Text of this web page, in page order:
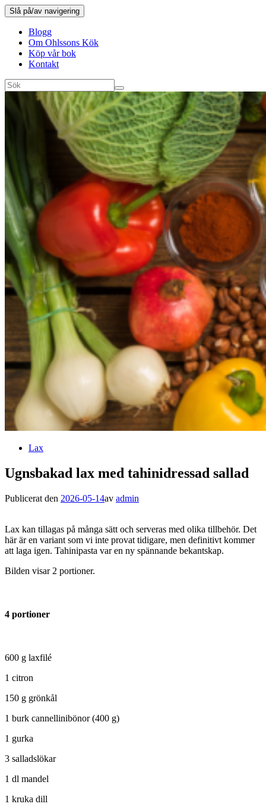
Slå på/av navigering
Blogg
Om Ohlssons Kök
Köp vår bok
Kontakt
Lax
Ugnsbakad lax med tahinidressad sallad
Publicerat den 2026-05-14av admin
Lax kan tillagas på många sätt och serveras med olika tillbehör. Det
här är en variant som vi inte provat tidigare, men definitivt kommer
att laga igen. Tahinipasta var en ny spännande bekantskap.
Bilden visar 2 portioner.
4 portioner
600 g laxfilé
1 citron
150 g grönkål
1 burk cannellinibönor (400 g)
1 gurka
3 salladslökar
1 dl mandel
1 kruka dill